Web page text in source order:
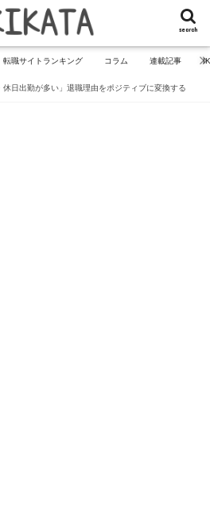
search
転職サイトランキング コラム 連載記事
休日出勤が多い」退職理由をポジティブに変換する